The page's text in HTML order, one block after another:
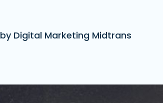
by Digital Marketing Midtrans